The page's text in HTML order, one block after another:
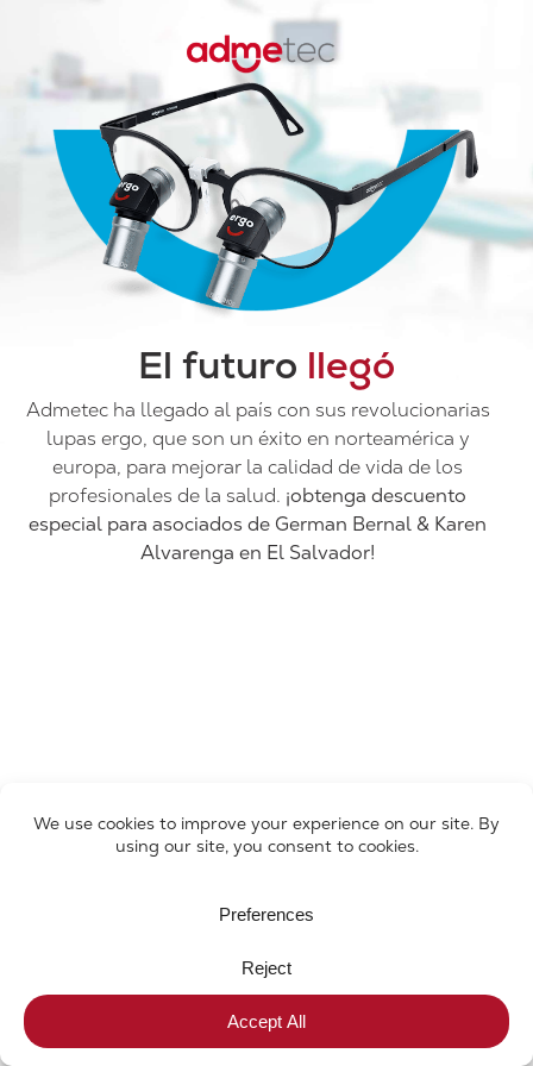
El futuro llegó
Admetec ha llegado al país con sus revolucionarias
lupas ergo, que son un éxito en norteamérica y
europa, para mejorar la calidad de vida de los
profesionales de la salud. ¡obtenga descuento
especial para asociados de German Bernal & Karen
Alvarenga en El Salvador!
Obtén un 18% de descuento